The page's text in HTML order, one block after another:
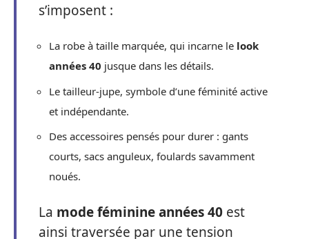
s’imposent :
La robe à taille marquée, qui incarne le look
années 40 jusque dans les détails.
Le tailleur-jupe, symbole d’une féminité active
et indépendante.
Des accessoires pensés pour durer : gants
courts, sacs anguleux, foulards savamment
noués.
La mode féminine années 40 est
ainsi traversée par une tension